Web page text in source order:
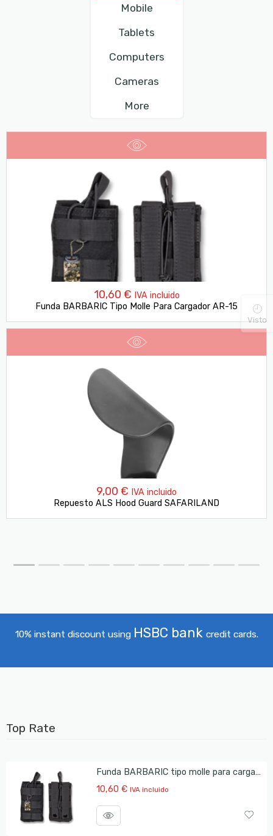
Mobile
Tablets
Computers
Cameras
More
10,60 € IVA incluido
Funda BARBARIC Tipo Molle Para Cargador AR-15
9,00 € IVA incluido
Repuesto ALS Hood Guard SAFARILAND
10% instant discount using HSBC bank credit cards.
Top Rate
Funda BARBARIC tipo molle para cargador AR-15
10,60 € IVA incluido
Visto